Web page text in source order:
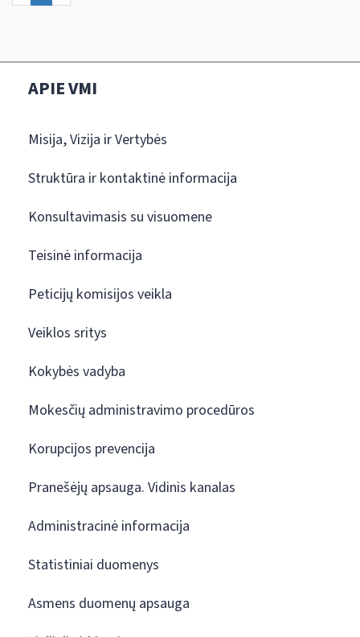
APIE VMI
Misija, Vizija ir Vertybės
Struktūra ir kontaktinė informacija
Konsultavimasis su visuomene
Teisinė informacija
Peticijų komisijos veikla
Veiklos sritys
Kokybės vadyba
Mokesčių administravimo procedūros
Korupcijos prevencija
Pranešėjų apsauga. Vidinis kanalas
Administracinė informacija
Statistiniai duomenys
Asmens duomenų apsauga